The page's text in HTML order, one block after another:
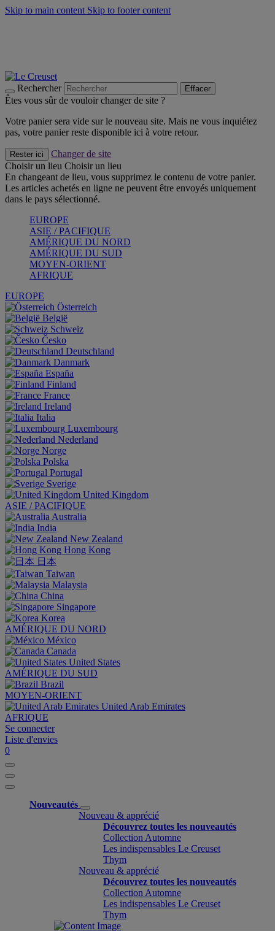
Skip to main content Skip to footer content
Rechercher Effacer
Êtes vous sûr de vouloir changer de site ?
Votre panier sera vide sur le nouveau site. Mais ne vous inquiétez
pas, votre panier reste disponible ici à votre retour.
Rester ici
Changer de site
Choisir un lieu Choisir un lieu
En changeant de lieu, vous supprimez le contenu de votre panier.
Les articles achetés en ligne ne peuvent être envoyés uniquement
dans le pays sélectionné.
EUROPE
ASIE / PACIFIQUE
AMÉRIQUE DU NORD
AMÉRIQUE DU SUD
MOYEN-ORIENT
AFRIQUE
EUROPE
Österreich
België
Schweiz
Česko
Deutschland
Danmark
España
Finland
France
Ireland
Italia
Luxembourg
Nederland
Norge
Polska
Portugal
Sverige
United Kingdom
ASIE / PACIFIQUE
Australia
India
New Zealand
Hong Kong
日本
Taiwan
Malaysia
China
Singapore
Korea
AMÉRIQUE DU NORD
México
Canada
United States
AMÉRIQUE DU SUD
Brazil
MOYEN-ORIENT
United Arab Emirates
AFRIQUE
Se connecter
Liste d'envies
0
Nouveautés
Nouveau & apprécié
Découvrez toutes les nouveautés
Collection Automne
Les indispensables Le Creuset
Thym
Nouveau & apprécié
Découvrez toutes les nouveautés
Collection Automne
Les indispensables Le Creuset
Thym